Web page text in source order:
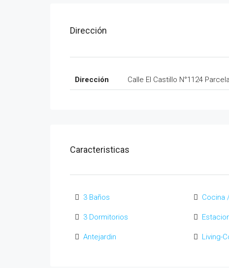
Dirección
Dirección Calle El Castillo N°1124
Caracteristicas
3 Baños
3 Dormitorios
Antejardin
Cocina
Living-